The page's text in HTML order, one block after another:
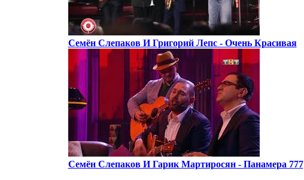
Семён Слепаков И Григорий Лепс - Очень Красивая
Семён Слепаков И Гарик Мартиросян - Панамера 777